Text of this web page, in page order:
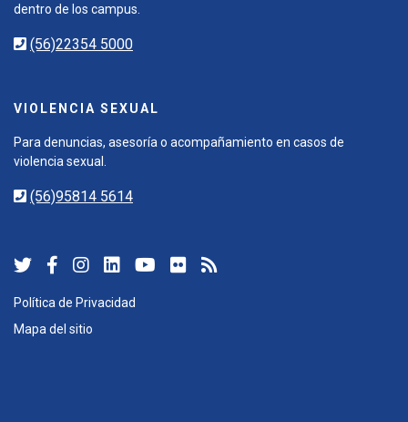
dentro de los campus.
(56)22354 5000
VIOLENCIA SEXUAL
Para denuncias, asesoría o acompañamiento en casos de
violencia sexual.
(56)95814 5614
Política de Privacidad
Mapa del sitio